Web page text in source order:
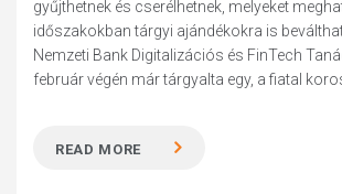
gyűjthetnek és cserélhetnek, melyeket
időszakokban tárgyi ajándékokra is
Nemzeti Bank Digitalizációs és FinTech
február végén már tárgyalta egy, a fiatal
READ MORE